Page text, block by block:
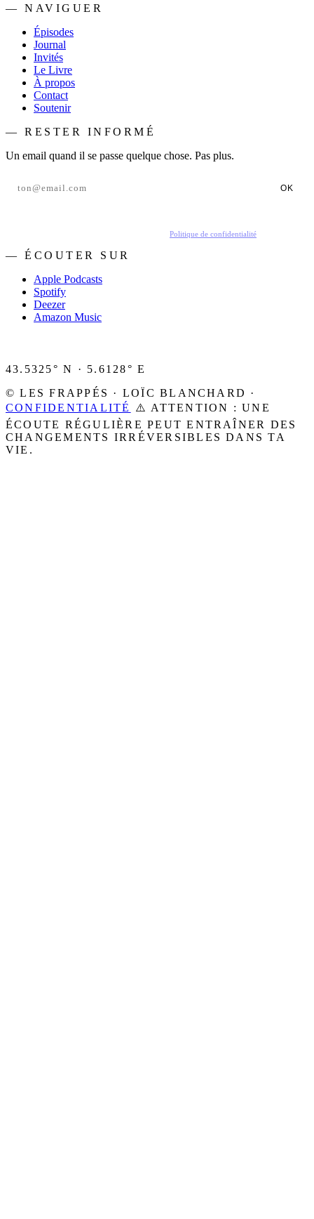
— NAVIGUER
Épisodes
Journal
Invités
Le Livre
À propos
Contact
Soutenir
— RESTER INFORMÉ
Un email quand il se passe quelque chose. Pas plus.
OK
Politique de confidentialité
— ÉCOUTER SUR
Apple Podcasts
Spotify
Deezer
Amazon Music
43.5325° N · 5.6128° E
© LES FRAPPÉS · LOÏC BLANCHARD ·
CONFIDENTIALITÉ
⚠️ ATTENTION : UNE
ÉCOUTE RÉGULIÈRE PEUT ENTRAÎNER DES
CHANGEMENTS IRRÉVERSIBLES DANS TA
VIE.